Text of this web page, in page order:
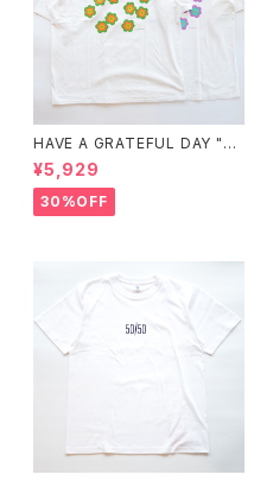
HAVE A GRATEFUL DAY "T-
SHIRT -STONED"
¥5,929
30%OFF